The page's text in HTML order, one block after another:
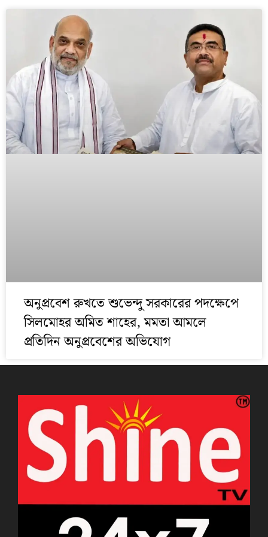
অনুপ্রবেশ রুখতে শুভেন্দু সরকারের পদক্ষেপে
সিলমোহর অমিত শাহের, মমতা আমলে
প্রতিদিন অনুপ্রবেশের অভিযোগ